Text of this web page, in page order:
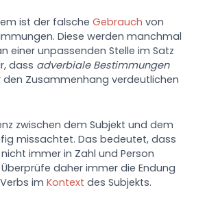
ist der falscheGebrauch von
Diese werden manchmal
einer unpassenden Stelle im Satz
dass adverbiale Bestimmungen
den Zusammenhang verdeutlichen
zwischen dem Subjekt und dem
missachtet. Das bedeutet, dass
immer in Zahl und Person
daher immer die Endung
imKontext des Subjekts.